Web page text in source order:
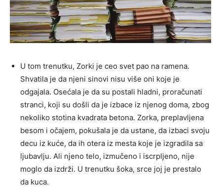
U tom trenutku, Zorki je ceo svet pao na ramena.
Shvatila je da njeni sinovi nisu više oni koje je
odgajala. Osećala je da su postali hladni, proračunati
stranci, koji su došli da je izbace iz njenog doma, zbog
nekoliko stotina kvadrata betona. Zorka, preplavljena
besom i očajem, pokušala je da ustane, da izbaci svoju
decu iz kuće, da ih otera iz mesta koje je izgradila sa
ljubavlju. Ali njeno telo, izmučeno i iscrpljeno, nije
moglo da izdrži. U trenutku šoka, srce joj je prestalo
da kuca.